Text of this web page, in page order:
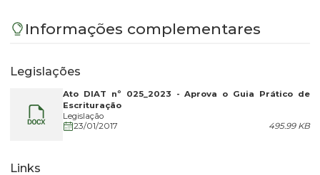
Informações complementares
Legislações
Ato DIAT nº 025_2023 - Aprova o Guia Prático de
Escrituração
Legislação
23/01/2017
495.99 KB
Links